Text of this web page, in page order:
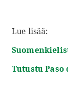
Lue lisää:
Tutustu